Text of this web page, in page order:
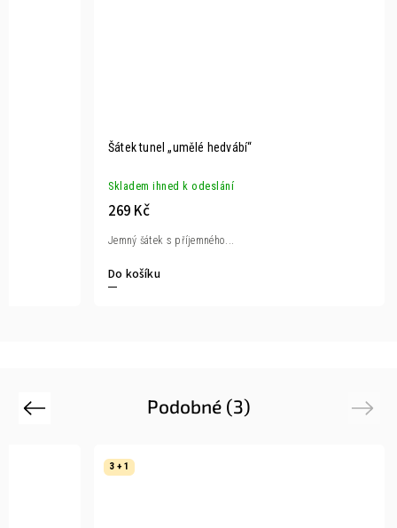
Šátek tunel „umělé hedvábí“
Skladem ihned k odeslání
269 Kč
Do košíku
Jemný šátek s příjemného...
Podobné (3)
Previous
3 + 1
Next